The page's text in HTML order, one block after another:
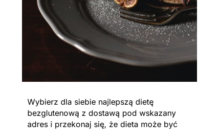
Wybierz dla siebie najlepszą dietę
bezglutenową z dostawą pod wskazany
adres i przekonaj się, że dieta może być